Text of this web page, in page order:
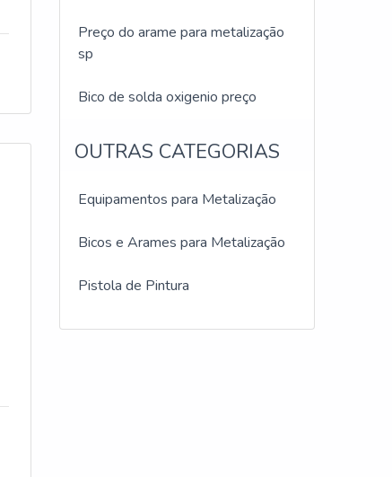
Preço do arame para metalização
sp
Bico de solda oxigenio preço
OUTRAS CATEGORIAS
Equipamentos para Metalização
Bicos e Arames para Metalização
Pistola de Pintura